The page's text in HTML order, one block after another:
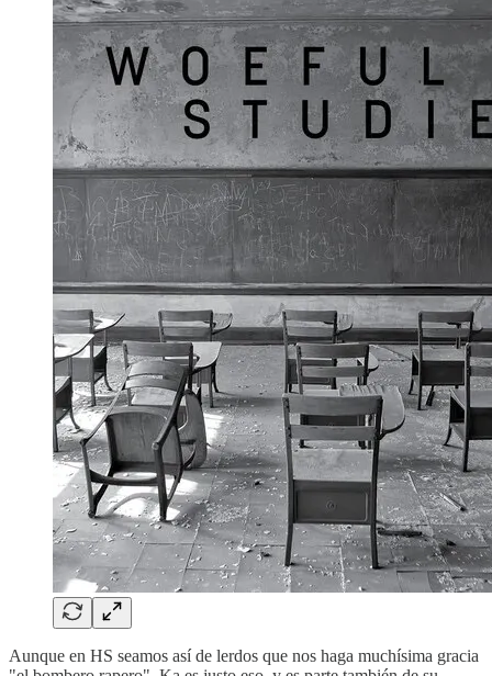
Aunque en HS seamos así de lerdos que nos haga muchísima gracia